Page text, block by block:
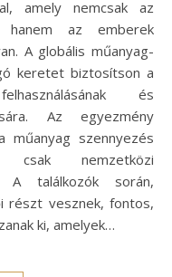
amely nemcsak az
hanem az emberek
A globális műanyag-
keretet biztosítson a
és
Az egyezmény
műanyag szennyezés
csak nemzetközi
A találkozók során,
részt vesznek, fontos,
ki, amelyek…